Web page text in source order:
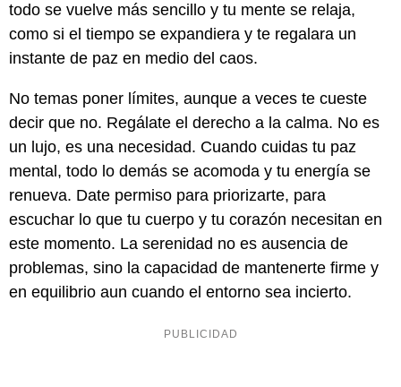
todo se vuelve más sencillo y tu mente se relaja,
como si el tiempo se expandiera y te regalara un
instante de paz en medio del caos.
No temas poner límites, aunque a veces te cueste
decir que no. Regálate el derecho a la calma. No es
un lujo, es una necesidad. Cuando cuidas tu paz
mental, todo lo demás se acomoda y tu energía se
renueva. Date permiso para priorizarte, para
escuchar lo que tu cuerpo y tu corazón necesitan en
este momento. La serenidad no es ausencia de
problemas, sino la capacidad de mantenerte firme y
en equilibrio aun cuando el entorno sea incierto.